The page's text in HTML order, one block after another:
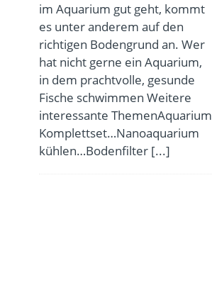
im Aquarium gut geht, kommt
es unter anderem auf den
richtigen Bodengrund an. Wer
hat nicht gerne ein Aquarium,
in dem prachtvolle, gesunde
Fische schwimmen Weitere
interessante ThemenAquarium
Komplettset…Nanoaquarium
kühlen…Bodenfilter [...]